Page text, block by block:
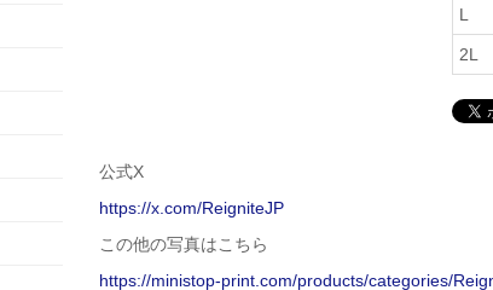
L
2L
公式X
https://x.com/ReigniteJP
この他の写真はこちら
https://ministop-print.com/products/categories/